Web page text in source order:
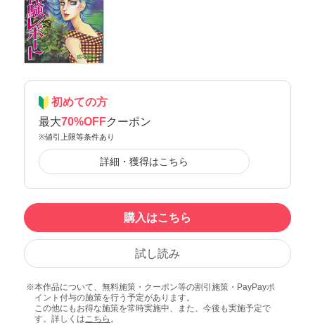
初めての方
最大70%OFFクーポン
※値引上限等条件あり
詳細・獲得はこちら
購入はこちら
試し読み
本作品について、無料施策・クーポン等の割引施策・PayPayポ
イント付与の施策を行う予定があります。
この他にもお得な施策を常時実施中、また、今後も実施予定で
す。詳しくはこちら 。